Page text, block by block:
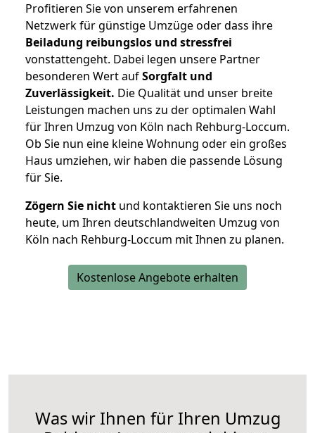
Profitieren Sie von unserem erfahrenen
Netzwerk für günstige Umzüge oder dass ihre
Beiladung reibungslos und stressfrei
vonstattengeht. Dabei legen unsere Partner
besonderen Wert aufSorgfalt und
Zuverlässigkeit. Die Qualität und unser breite
Leistungen machen uns zu der optimalen Wahl
für Ihren Umzug von Köln nach Rehburg-Loccum.
Ob Sie nun eine kleine Wohnung oder ein großes
Haus umziehen, wir haben die passende Lösung
für Sie.
Zögern Sie nicht und kontaktieren Sie uns noch
heute, um Ihren deutschlandweiten Umzug von
Köln nach Rehburg-Loccum mit Ihnen zu planen.
Kostenlose Angebote erhalten
Was wir Ihnen für Ihren Umzug